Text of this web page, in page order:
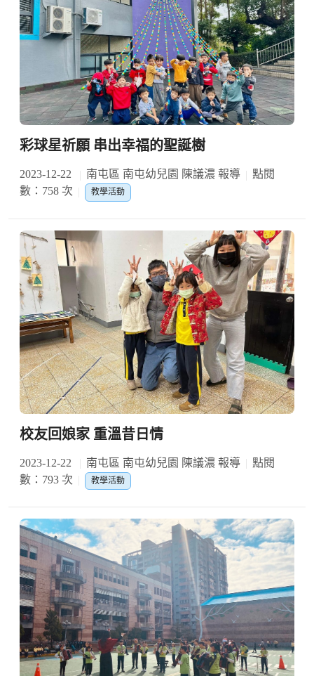
彩球星祈願 串出幸福的聖誕樹
2023-12-22 南屯區 南屯幼兒園 陳議濃 報導
點閱
數：758 次
教學活動
校友回娘家 重溫昔日情
2023-12-22 南屯區 南屯幼兒園 陳議濃 報導
點閱
數：793 次
教學活動